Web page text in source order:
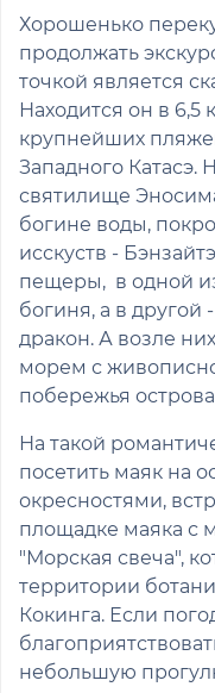
Хорошенько
продолжать
точкой является
Находится он в 6,5
крупнейших
Западного Катасэ.
святилище
богине воды,
исскуств -
пещеры, в одной
богиня, а в
дракон. А возле
морем с
побережья
На такой
посетить маяк на
окресностями,
площадке маяка с
"Морская свеча",
территории
Кокинга. Если
небольшую